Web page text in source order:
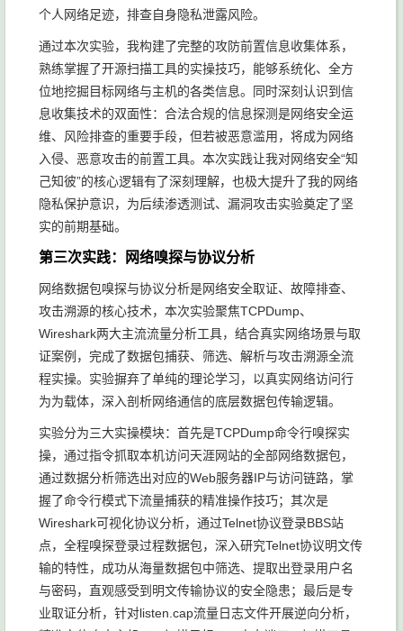
个人网络足迹，排查自身隐私泄露风险。
通过本次实验，我构建了完整的攻防前置信息收集体系，
熟练掌握了开源扫描工具的实操技巧，能够系统化、全方
位地挖掘目标网络与主机的各类信息。同时深刻认识到信
息收集技术的双面性：合法合规的信息探测是网络安全运
维、风险排查的重要手段，但若被恶意滥用，将成为网络
入侵、恶意攻击的前置工具。本次实践让我对网络安全“知
己知彼”的核心逻辑有了深刻理解，也极大提升了我的网络
隐私保护意识，为后续渗透测试、漏洞攻击实验奠定了坚
实的前期基础。
第三次实践：网络嗅探与协议分析
网络数据包嗅探与协议分析是网络安全取证、故障排查、
攻击溯源的核心技术，本次实验聚焦TCPDump、
Wireshark两大主流流量分析工具，结合真实网络场景与取
证案例，完成了数据包捕获、筛选、解析与攻击溯源全流
程实操。实验摒弃了单纯的理论学习，以真实网络访问行
为为载体，深入剖析网络通信的底层数据包传输逻辑。
实验分为三大实操模块：首先是TCPDump命令行嗅探实
操，通过指令抓取本机访问天涯网站的全部网络数据包，
通过数据分析筛选出对应的Web服务器IP与访问链路，掌
握了命令行模式下流量捕获的精准操作技巧；其次是
Wireshark可视化协议分析，通过Telnet协议登录BBS站
点，全程嗅探登录过程数据包，深入研究Telnet协议明文传
输的特性，成功从海量数据包中筛选、提取出登录用户名
与密码，直观感受到明文传输协议的安全隐患；最后是专
业取证分析，针对listen.cap流量日志文件开展逆向分析，